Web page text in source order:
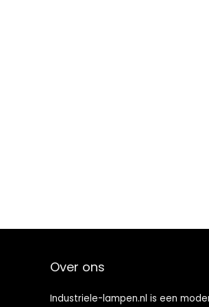
Over ons
Industriele-lampen.nl is een